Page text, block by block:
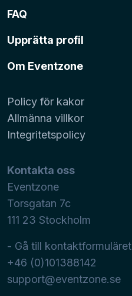
FAQ
Upprätta profil
Om Eventzone
Policy för kakor
Allmänna villkor
Integritetspolicy
Kontakta oss
Eventzone
Torsgatan 7c
111 23 Stockholm
- Gå till kontaktformuläret
+46 (0)101388142
support@eventzone.se